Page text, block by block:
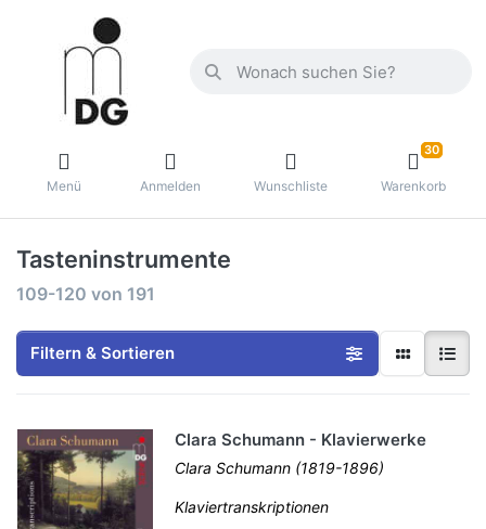
Menü Anmelden Wunschliste
30
Warenkorb
Tasteninstrumente
109-120 von 191
Filtern & Sortieren
Clara Schumann - Klavierwerke
Clara Schumann (1819-1896)
Klaviertranskriptionen